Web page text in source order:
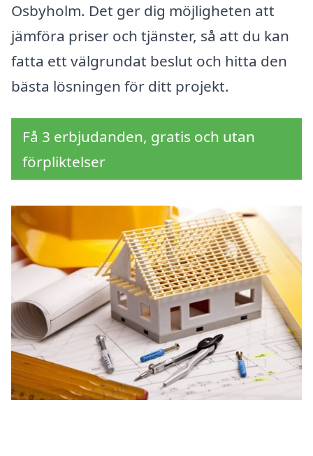
Osbyholm. Det ger dig möjligheten att
jämföra priser och tjänster, så att du kan
fatta ett välgrundat beslut och hitta den
bästa lösningen för ditt projekt.
Få 3 erbjudanden, gratis och utan
förpliktelser